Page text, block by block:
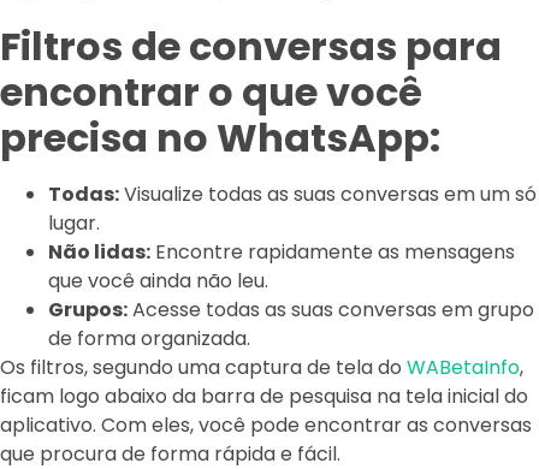
Filtros de conversas para
encontrar o que você
precisa no WhatsApp:
Todas:Visualize todas as suas conversas em um só
lugar.
Não lidas: Encontre rapidamente as mensagens
que você ainda não leu.
Grupos:Acesse todas as suas conversas em grupo
de forma organizada.
Os filtros, segundo uma captura de tela do WABetaInfo,
ficam logo abaixo da barra de pesquisa na tela inicial do
aplicativo. Com eles, você pode encontrar as conversas
que procura de forma rápida e fácil.